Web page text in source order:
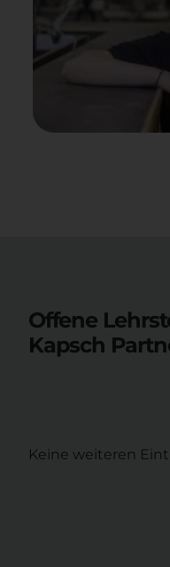
Offene
Kapsch
Keine weiteren